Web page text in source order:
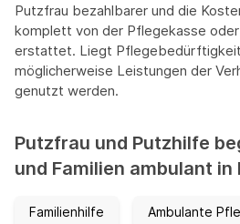
Putzfrau bezahlbarer und die
komplett von der Pflegekasse
erstattet. Liegt Pflegebedürftigkeit
möglicherweise Leistungen der
genutzt werden.
Putzfrau und Putzhilfe
und Familien ambulant in
Familienhilfe Ambulante